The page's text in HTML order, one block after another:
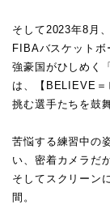
そして2023年8月
FIBAバスケットボ
強豪国がひしめく
は、【BELIEVE＝
挑む選手たちを鼓
苦悩する練習中の
い、密着カメラだ
そしてスクリーン
間。